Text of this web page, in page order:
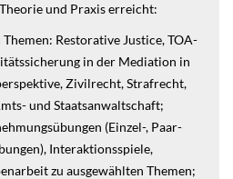
und Praxis erreicht:
Restorative Justice, TOA-
in der Mediation in
Zivilrecht, Strafrecht,
und Staatsanwaltschaft;
(Einzel-, Paar-
Interaktionsspiele,
zu ausgewählten Themen;